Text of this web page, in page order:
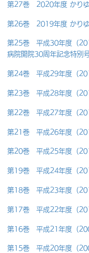
第27巻 2020年度 かり
第26巻 2019年度 かり
第25巻 平成30年度（
病院開院30周年記念特別号
第24巻 平成29年度（
第23巻 平成28年度（
第22巻 平成27年度（
第21巻 平成26年度（
第20巻 平成25年度（
第19巻 平成24年度（
第18巻 平成23年度（
第17巻 平成22年度（
第16巻 平成21年度（
第15巻 平成20年度（